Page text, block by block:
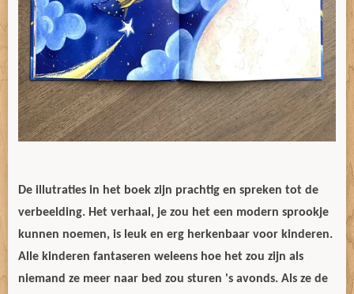
De illutraties in het boek zijn prachtig en spreken tot de
verbeelding. Het verhaal, je zou het een modern sprookje
kunnen noemen, is leuk en erg herkenbaar voor kinderen.
Alle kinderen fantaseren weleens hoe het zou zijn als
niemand ze meer naar bed zou sturen 's avonds. Als ze de